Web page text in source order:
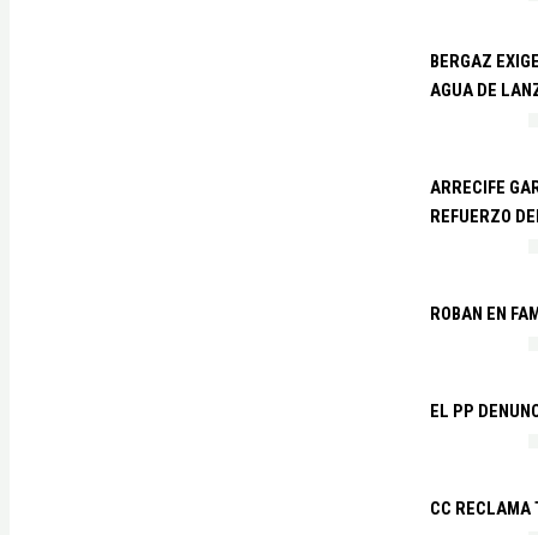
BERGAZ
AGUA DE
ARRECIFE
REFUERZO
ROBAN EN
EL PP
CC RECLAMA